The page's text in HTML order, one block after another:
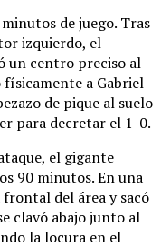
de juego. Tras
izquierdo, el
un centro preciso al
físicamente a Gabriel
de pique al suelo
para decretar el 1-0.
el gigante
90 minutos.En una
del área y sacó
clavó abajo junto al
la locura en el